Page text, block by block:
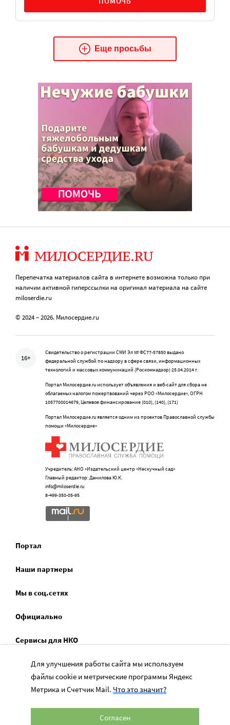
Еще просьбы
Перепечатка материалов сайта в интернете возможна только при
наличии активной гиперссылки на оригинал материала на сайте
miloserdie.ru
© 2024 – 2026. Милосердие.ru
16+
Свидетельство о регистрации СМИ Эл № ФС77-57850 выдано
федеральной службой по надзору в сфере связи, информационных
технологий и массовых коммуникаций (Роскомнадзор) 25.04.2014 г.
Портал Милосердие.ru использует объявления и веб-сайт для сбора не
облагаемых налогом пожертвований через РОО «Милосердие», ОГРН
1057700014679, Целевое финансирование (010), (140), (171)
Портал Милосердие.ru является одним из проектов Православной службы
помощи «Милосердие»
Учредитель: АНО «Издательский центр «Нескучный сад»
Главный редактор: Данилова Ю.К.
info@miloserdie.ru
8-499-350-05-95
Портал
Наши партнеры
Мы в соц.сетях
Официально
Сервисы для НКО
Спецпроекты
Социальное служение
Для улучшения работы сайта мы используем
файлы cookie и метрические программы Яндекс
Метрика и Счетчик Mail. Что это значит?
Согласен